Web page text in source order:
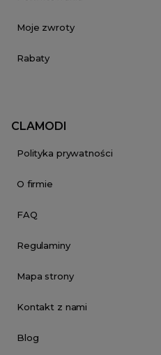
Moje zwroty
Rabaty
CLAMODI
Polityka prywatności
O firmie
FAQ
Regulaminy
Mapa strony
Kontakt z nami
Blog